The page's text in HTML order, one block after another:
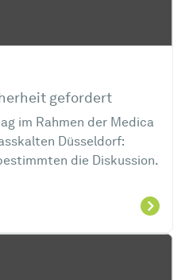
gefordert
im Rahmen der Medica
Düsseldorf:
die Diskussion.